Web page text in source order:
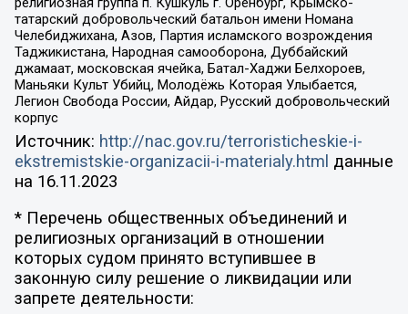
татарский добровольческий батальон имени Номана
Челебиджихана, Азов, Партия исламского возрождения
Таджикистана, Народная самооборона, Дуббайский
джамаат, московская ячейка, Батал-Хаджи Белхороев,
Маньяки Культ Убийц, Молодёжь Которая Улыбается,
Легион Свобода России, Айдар, Русский добровольческий
корпус
Источник: http://nac.gov.ru/terroristicheskie-i-
ekstremistskie-organizacii-i-materialy.html данные
на 16.11.2023
* Перечень общественных объединений и
религиозных организаций в отношении
которых судом принято вступившее в
законную силу решение о ликвидации или
запрете деятельности: